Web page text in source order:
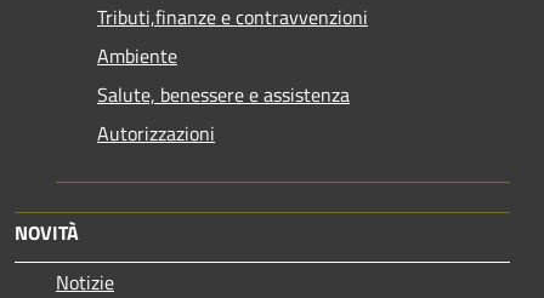
Tributi,finanze e contravvenzioni
Ambiente
Salute, benessere e assistenza
Autorizzazioni
NOVITÀ
Notizie